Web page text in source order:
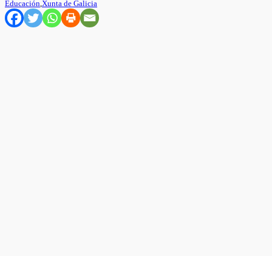
Educación,Xunta de Galicia